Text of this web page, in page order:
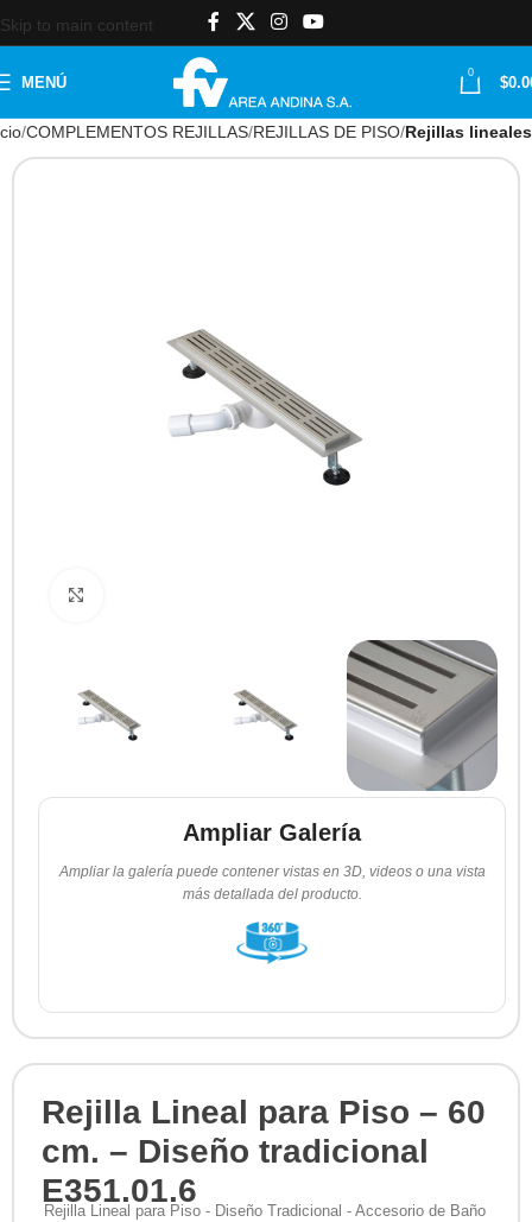
Skip to main content
MENÚ
0
$
COMPLEMENTOS REJILLAS REJILLAS DE PISO Rejillas lineales
Ampliar Galería
Ampliar la galería puede contener vistas en 3D, videos o una vista
más detallada del producto.
Rejilla Lineal para Piso – 60
cm. – Diseño tradicional
E351.01.6
Rejilla Lineal para Piso - Diseño Tradicional - Accesorio de Baño